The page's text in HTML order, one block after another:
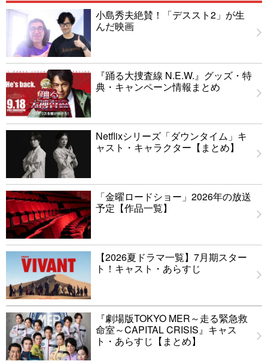
小島秀夫絶賛！「デススト2」が生
んだ映画
『踊る大捜査線 N.E.W.』グッズ・特
典・キャンペーン情報まとめ
Netflixシリーズ「ダウンタイム」キ
ャスト・キャラクター【まとめ】
「金曜ロードショー」2026年の放送
予定【作品一覧】
【2026夏ドラマ一覧】7月期スター
ト！キャスト・あらすじ
『劇場版TOKYO MER～走る緊急救
命室～CAPITAL CRISIS』キャス
ト・あらすじ【まとめ】